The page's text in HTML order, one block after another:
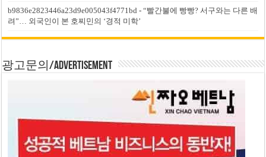
b9836e2823446a23d9e005043f4771bd -“빨간불에 빵빵? 서구와는 다른 배
려”… 외국인이 본 호찌민의 ‘경적 미학’
광고문의/Advertisement